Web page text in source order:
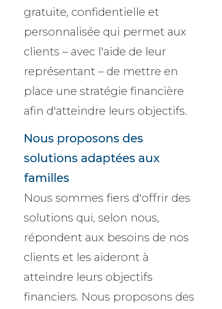
gratuite, confidentielle et
personnalisée qui permet aux
clients – avec l'aide de leur
représentant – de mettre en
place une stratégie financière
afin d'atteindre leurs objectifs.
Nous proposons des
solutions adaptées aux
familles
Nous sommes fiers d'offrir des
solutions qui, selon nous,
répondent aux besoins de nos
clients et les aideront à
atteindre leurs objectifs
financiers. Nous proposons des